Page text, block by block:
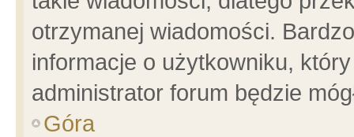
otrzymanej wiadomości.
informacje o użytkowniku,
administrator forum będzie
Góra